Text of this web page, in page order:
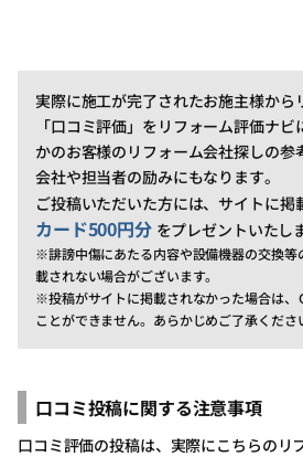
実際に施工が完了されたお施主様から
「口コミ評価」をリフォーム評価ナ
かのお客様のリフォーム会社探しの参
会社や担当者の励みにもなります。
ご投稿いただいた方には、サイトに掲
カード500円分 をプレゼントいたし
※誹謗中傷にあたる内容や設備機器の交換等
載されない場合がございます。
※投稿がサイトに掲載されなかった場合は、
ことができません。あらかじめご了承くださ
口コミ投稿に関する注意事項
口コミ評価の投稿は、実際にこちらのリ